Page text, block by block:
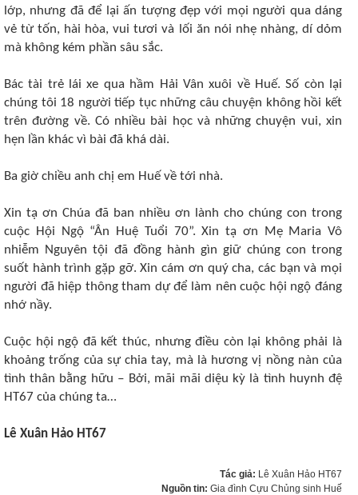
lớp, nhưng đã để lại ấn tượng đẹp với mọi người qua dáng
vẻ từ tốn, hài hòa, vui tươi và lối ăn nói nhẹ nhàng, dí dỏm
mà không kém phần sâu sắc.
Bác tài trẻ lái xe qua hầm Hải Vân xuôi về Huế. Số còn lại
chúng tôi 18 người tiếp tục những câu chuyện không hồi kết
trên đường về. Có nhiều bài học và những chuyện vui, xin
hẹn lần khác vì bài đã khá dài.
Ba giờ chiều anh chị em Huế về tới nhà.
Xin tạ ơn Chúa đã ban nhiều ơn lành cho chúng con trong
cuộc Hội Ngộ “Ân Huệ Tuổi 70”. Xin tạ ơn Mẹ Maria Vô
nhiễm Nguyên tội đã đồng hành gìn giữ chúng con trong
suốt hành trình gặp gỡ. Xin cám ơn quý cha, các bạn và mọi
người đã hiệp thông tham dự để làm nên cuộc hội ngộ đáng
nhớ nầy.
Cuộc hội ngộ đã kết thúc, nhưng điều còn lại không phải là
khoảng trống của sự chia tay, mà là hương vị nồng nàn của
tình thân bằng hữu ‒ Bởi, mãi mãi diệu kỳ là tình huynh đệ
HT67 của chúng ta…
Lê Xuân Hảo HT67
Tác giả: Lê Xuân Hảo HT67
Nguồn tin: Gia đình Cựu Chủng sinh Huế